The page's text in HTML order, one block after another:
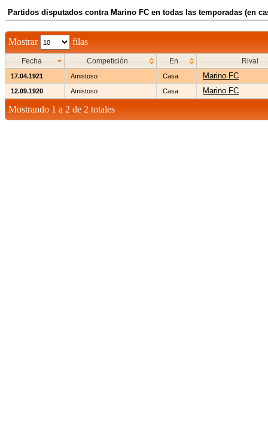
Partidos disputados contra Marino FC en todas las temporadas (en
Mostrar filas
Fecha Competición En Rival
17.04.1921 Amistoso Casa Marino FC
12.09.1920 Amistoso Casa Marino FC
Mostrando 1 a 2 de 2 totales